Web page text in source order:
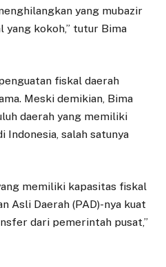
yang mubazir
kokoh,” tutur Bima
fiskal daerah
Meski demikian, Bima
daerah yang memiliki
salah satunya
memiliki kapasitas fiskal
Asli Daerah (PAD)-nya kuat
dari pemerintah pusat,”